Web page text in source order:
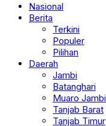
Nasional
Berita
Terkini
Populer
Pilihan
Daerah
Jambi
Batanghari
Muaro Jambi
Tanjab Barat
Tanjab Timur